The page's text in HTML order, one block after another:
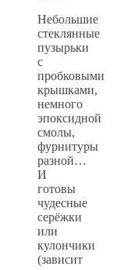
Небольшие
стеклянные
пузырьки
с
пробковыми
крышками,
немного
эпоксидной
смолы,
фурнитуры
разной…
И
готовы
чудесные
серёжки
или
кулончики
(зависит